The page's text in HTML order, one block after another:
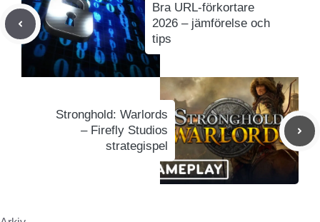
Bra URL-förkortare
2026 – jämförelse och
tips
Stronghold: Warlords
– Firefly Studios
strategispel